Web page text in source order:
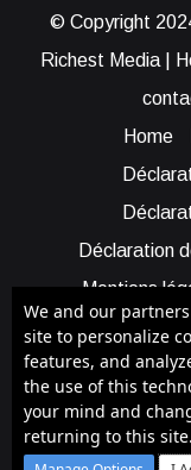
© Copyright
Richest Media |
Home
Déclaration
Mentions
Cookie
Qui sommes-
We and our
site to personalize
features, and
the use of this
your mind and
returning to this site.